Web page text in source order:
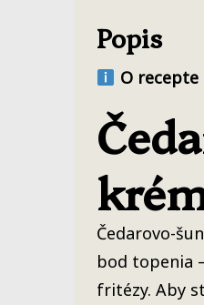
Popis
O recepte
Čedarovo-
bod topenia
fritézy. Aby